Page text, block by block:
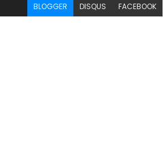
BLOGGER DISQUS FACEBOOK